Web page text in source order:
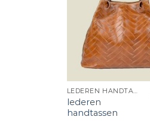
LEDEREN HANDTASSEN
lederen
handtassen